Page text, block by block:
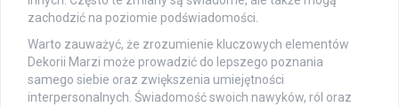
zachodzić na poziomie podświadomości.
Warto zauważyć, że zrozumienie kluczowych elementów
Dekorii Marzi może prowadzić do lepszego poznania
samego siebie oraz zwiększenia umiejętności
interpersonalnych. Świadomość swoich nawyków, ról oraz